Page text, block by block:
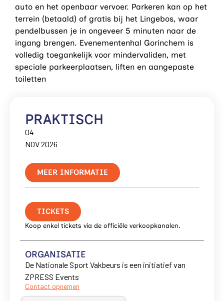
auto en het openbaar vervoer. Parkeren kan op het
terrein (betaald) of gratis bij het Lingebos, waar
pendelbussen je in ongeveer 5 minuten naar de
ingang brengen. Evenementenhal Gorinchem is
volledig toegankelijk voor mindervaliden, met
speciale parkeerplaatsen, liften en aangepaste
toiletten
PRAKTISCH
04
NOV 2026
MEER INFORMATIE
TICKETS
Koop enkel tickets via de officiële verkoopkanalen.
ORGANISATIE
De Nationale Sport Vakbeurs is een initiatief van
ZPRESS Events
Contact opnemen